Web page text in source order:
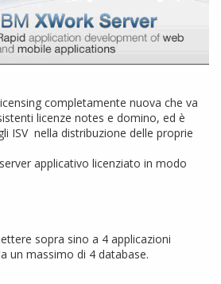
completamente nuova che va
licenze notes e domino, ed è
ISV nella distribuzione delle proprie
applicativo licenziato in modo
sopra sino a 4 applicazioni
un massimo di 4 database.